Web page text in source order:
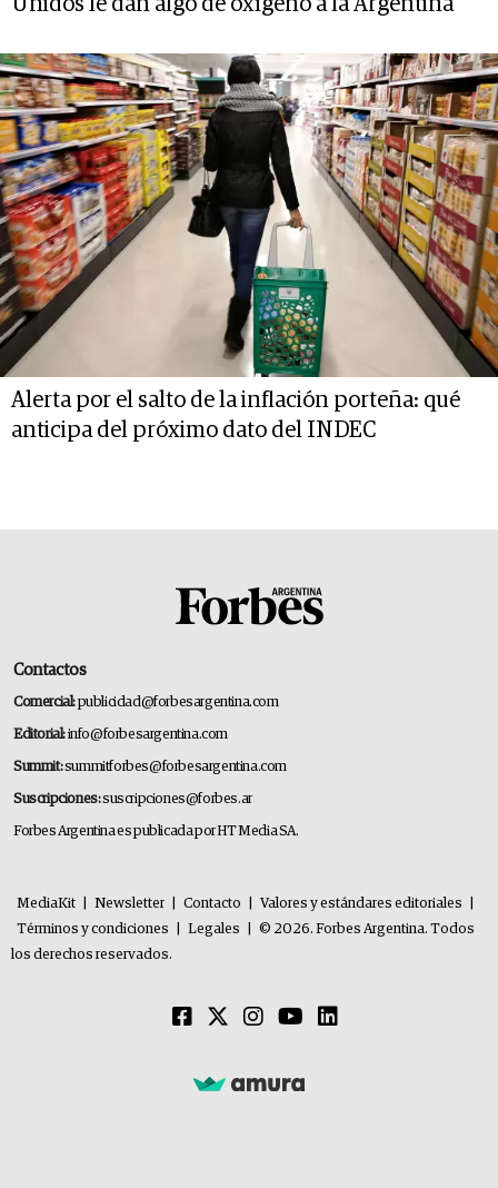
Unidos le dan algo de oxígeno a la Argentina
Alerta por el salto de la inflación porteña: qué
anticipa del próximo dato del INDEC
Contactos
Comercial:publicidad@forbesargentina.com
Editorial:info@forbesargentina.com
Summit:summitforbes@forbesargentina.com
Suscripciones:suscripciones@forbes.ar
Forbes Argentina es publicada por HT Media SA.
MediaKit Newsletter Contacto Valores y estándares editoriales
Términos y condiciones
Legales
© 2026. Forbes Argentina. Todos
los derechos reservados.